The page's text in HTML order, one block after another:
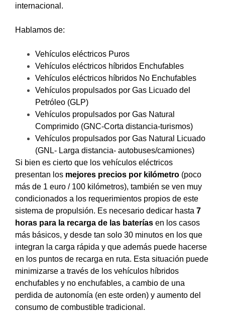
internacional.
Hablamos de:
Vehículos eléctricos Puros
Vehículos eléctricos híbridos Enchufables
Vehículos eléctricos híbridos No Enchufables
Vehículos propulsados por Gas Licuado del
Petróleo (GLP)
Vehículos propulsados por Gas Natural
Comprimido (GNC-Corta distancia-turismos)
Vehículos propulsados por Gas Natural Licuado
(GNL- Larga distancia- autobuses/camiones)
Si bien es cierto que los vehículos eléctricos
presentan los mejores precios por kilómetro (poco
más de 1 euro / 100 kilómetros), también se ven muy
condicionados a los requerimientos propios de este
sistema de propulsión. Es necesario dedicar hasta 7
horas para la recarga de las baterías en los casos
más básicos, y desde tan solo 30 minutos en los que
integran la carga rápida y que además puede hacerse
en los puntos de recarga en ruta. Esta situación puede
minimizarse a través de los vehículos híbridos
enchufables y no enchufables, a cambio de una
perdida de autonomía (en este orden) y aumento del
consumo de combustible tradicional.